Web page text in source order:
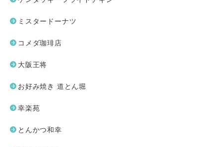
ミスタードーナツ
コメダ珈琲店
大阪王将
お好み焼き 道とん堀
幸楽苑
とんかつ和幸